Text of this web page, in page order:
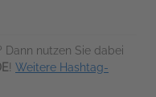
Dann nutzen Sie dabei
! Weitere Hashtag-